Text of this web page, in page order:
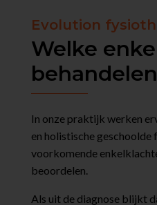
Evolution
Welke
In onze praktijk werken
en holistische geschoolde
voorkomende
beoordelen.
Als uit de diagnose blijkt